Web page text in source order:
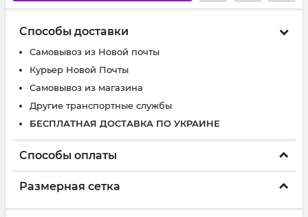
Способы доставки
Самовывоз из Новой почты
Курьер Новой Почты
Самовывоз из магазина
Другие транспортные службы
БЕСПЛАТНАЯ ДОСТАВКА ПО УКРАИНЕ
Способы оплаты
Размерная сетка